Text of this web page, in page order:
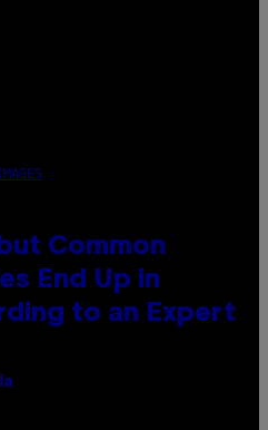
Common
End Up in
to an Expert